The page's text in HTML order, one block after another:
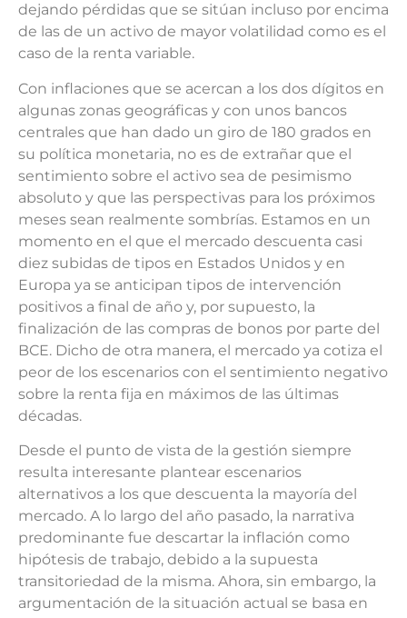
dejando pérdidas que se sitúan incluso por encima
de las de un activo de mayor volatilidad como es el
caso de la renta variable.
Con inflaciones que se acercan a los dos dígitos en
algunas zonas geográficas y con unos bancos
centrales que han dado un giro de 180 grados en
su política monetaria, no es de extrañar que el
sentimiento sobre el activo sea de pesimismo
absoluto y que las perspectivas para los próximos
meses sean realmente sombrías. Estamos en un
momento en el que el mercado descuenta casi
diez subidas de tipos en Estados Unidos y en
Europa ya se anticipan tipos de intervención
positivos a final de año y, por supuesto, la
finalización de las compras de bonos por parte del
BCE. Dicho de otra manera, el mercado ya cotiza el
peor de los escenarios con el sentimiento negativo
sobre la renta fija en máximos de las últimas
décadas.
Desde el punto de vista de la gestión siempre
resulta interesante plantear escenarios
alternativos a los que descuenta la mayoría del
mercado. A lo largo del año pasado, la narrativa
predominante fue descartar la inflación como
hipótesis de trabajo, debido a la supuesta
transitoriedad de la misma. Ahora, sin embargo, la
argumentación de la situación actual se basa en